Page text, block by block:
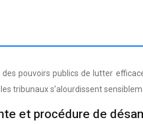
pouvoirs publics de lutter
tribunaux s’alourdissent
et procédure de